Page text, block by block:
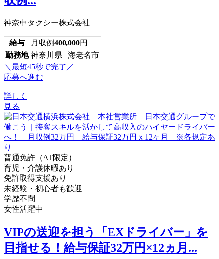
神奈中タクシー株式会社
給与 月収例400,000円
勤務地 神奈川県 海老名市
＼最短45秒で完了／
応募へ進む
詳しく
見る
普通免許（AT限定）
育児・介護休暇あり
免許取得支援あり
未経験・初心者も歓迎
学歴不問
女性活躍中
VIPの送迎を担う「EXドライバー」を
目指せる！給与保証32万円×12ヵ月...